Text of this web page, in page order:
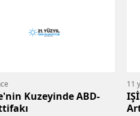
Kuzeyinde ABD-
11